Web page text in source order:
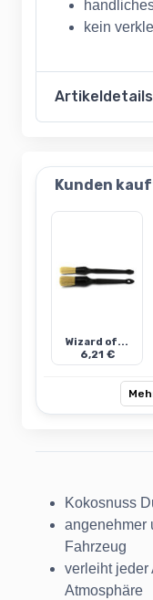
kein
Artikeldetails
Kunden
Wizard of...
6,21 €
Kokosnuss
angenehmer
Fahrzeug
verleiht jeder
Atmosphäre